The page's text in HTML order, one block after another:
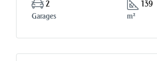
2
Garages
139
m²